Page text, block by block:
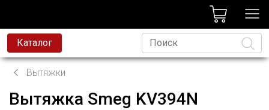
Каталог
Вытяжки
Вытяжка Smeg KV394N